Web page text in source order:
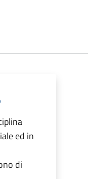
ed in
di